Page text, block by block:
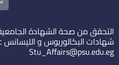
التحقق من صحة الشهادة
شهادات البكالوريوس و الليسانس
Stu_Affairs@psu.edu.eg